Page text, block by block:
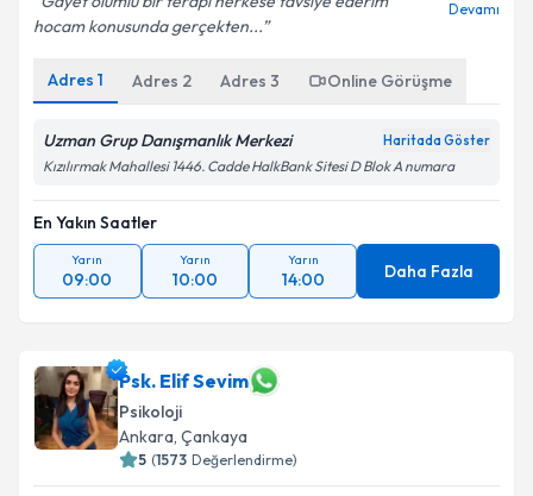
hocam konusunda gerçekten...
Devamı
Adres 1 Adres 2 Adres 3 Online Görüşme
Uzman Grup Danışmanlık Merkezi Haritada Göster
Kızılırmak Mahallesi 1446. Cadde HalkBank Sitesi D Blok A numara
En Yakın Saatler
Yarın
09:00
Yarın
10:00
Yarın
14:00 Daha Fazla
Psk. Elif Sevim
Psikoloji
Ankara, Çankaya
5 (1573 Değerlendirme)